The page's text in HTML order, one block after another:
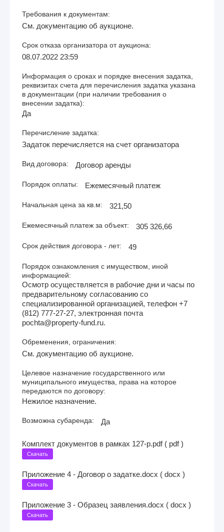
Требования к документам:
См. документацию об аукционе.
Срок отказа организатора от аукциона:
08.07.2022 23:59
Информация о сроках и порядке внесения задатка,
реквизитах счета для перечисления задатка указана
в документации (при наличии требования о
внесении задатка):
Да
Перечисление задатка:
Задаток перечисляется на счет организатора
Вид договора: Договор аренды
Порядок оплаты: Ежемесячный платеж
Начальная цена за кв.м: 321,50
Ежемесячный платеж за объект: 305 326,66
Срок действия договора - лет: 49
Порядок ознакомления с имуществом, иной
информацией:
Осмотр осуществляется в рабочие дни и часы по
предварительному согласованию со
специализированной организацией, телефон +7
(812) 777-27-27, электронная почта
pochta@property-fund.ru.
Обременения, ограничения:
См. документацию об аукционе.
Целевое назначение государственного или
муниципального имущества, права на которое
передаются по договору:
Нежилое назначение.
Возможна субаренда: Да
Комплект документов в рамках 127-р.pdf ( pdf )
Скачать
Приложение 4 - Договор о задатке.docx ( docx )
Скачать
Приложение 3 - Образец заявления.docx ( docx )
Скачать